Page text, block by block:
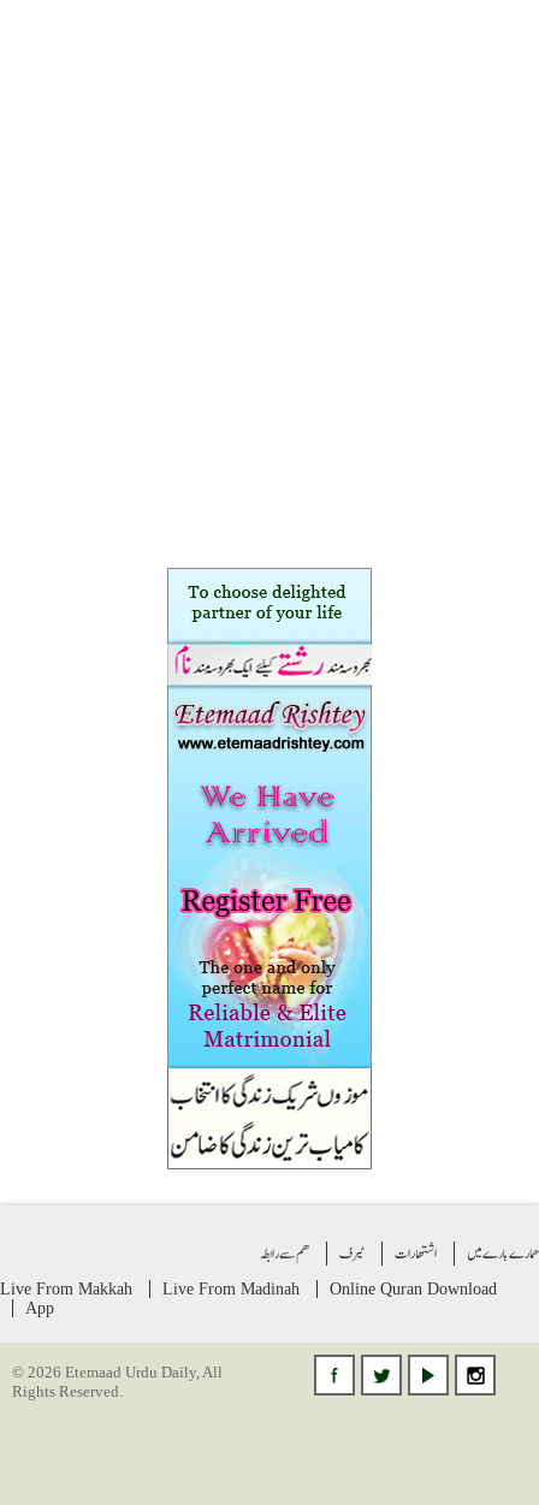
بارے میں اشتهارات ٹیرف ھم سے رابطہ
Live From Makkah Live From Madinah Online Quran Download
App
© 2026 Etemaad Urdu Daily, All
Rights Reserved.